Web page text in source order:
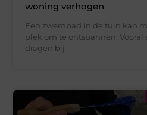
woning verhogen
Een zwembad in de tuin kan
plek om te ontspannen.
dragen bij